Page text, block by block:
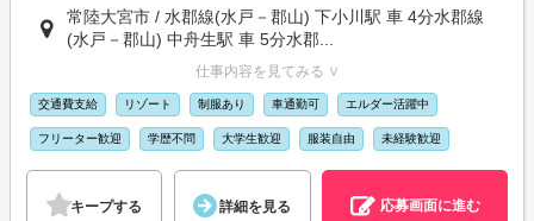
常陸大宮市 / 水郡線(水戸－郡山) 下小川駅 車 4分水郡線
(水戸－郡山) 中舟生駅 車 5分水郡...
仕事内容を見てみる ∨
交通費支給 リゾート 制服あり 車通勤可 エルダー活躍中
フリーター歓迎 学歴不問 大学生歓迎 服装自由 未経験歓迎
キープする 詳細を見る 応募画面に進む